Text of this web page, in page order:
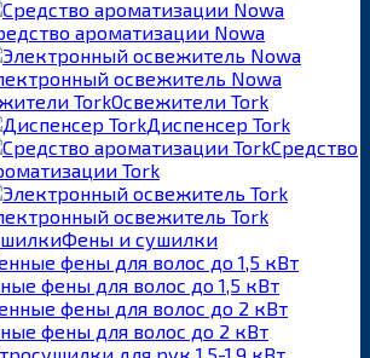
ароматизации Nowa
освежитель Nowa
Освежители Tork
Диспенсер Tork
Средство
Tork
освежитель Tork
Фены и сушилки
фены для волос до 1,5 кВт
фены для волос до 2 кВт